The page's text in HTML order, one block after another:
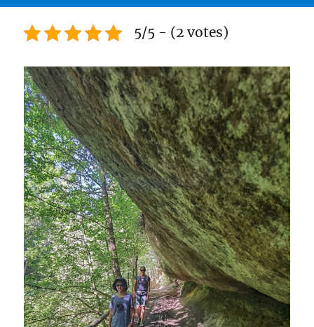
5/5 - (2 votes)